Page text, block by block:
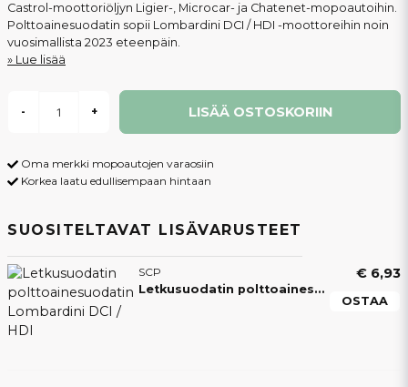
Castrol-moottoriöljyn Ligier-, Microcar- ja Chatenet-mopoautoihin.
Polttoainesuodatin sopii Lombardini DCI / HDI -moottoreihin noin
vuosimallista 2023 eteenpäin.
Lue lisää
- + LISÄÄ OSTOSKORIIN
Oma merkki mopoautojen varaosiin
Korkea laatu edullisempaan hintaan
SUOSITELTAVAT LISÄVARUSTEET
SCP
Letkusuodatin polttoainesuodatin Lombardini DCI / HDI
€ 6,93
OSTAA